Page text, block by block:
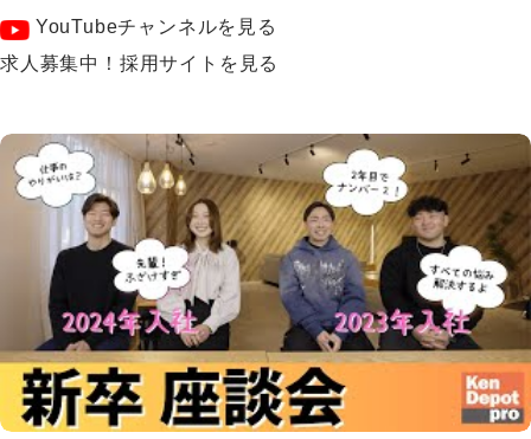
YouTubeチャンネルを見る
求人募集中！採用サイトを見る